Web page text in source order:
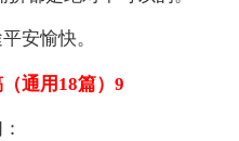
安愉快。
通用18篇）9